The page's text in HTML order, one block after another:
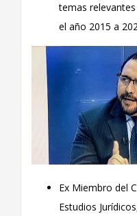
temas
el año 2015 a
Ex Miembro del
Estudios